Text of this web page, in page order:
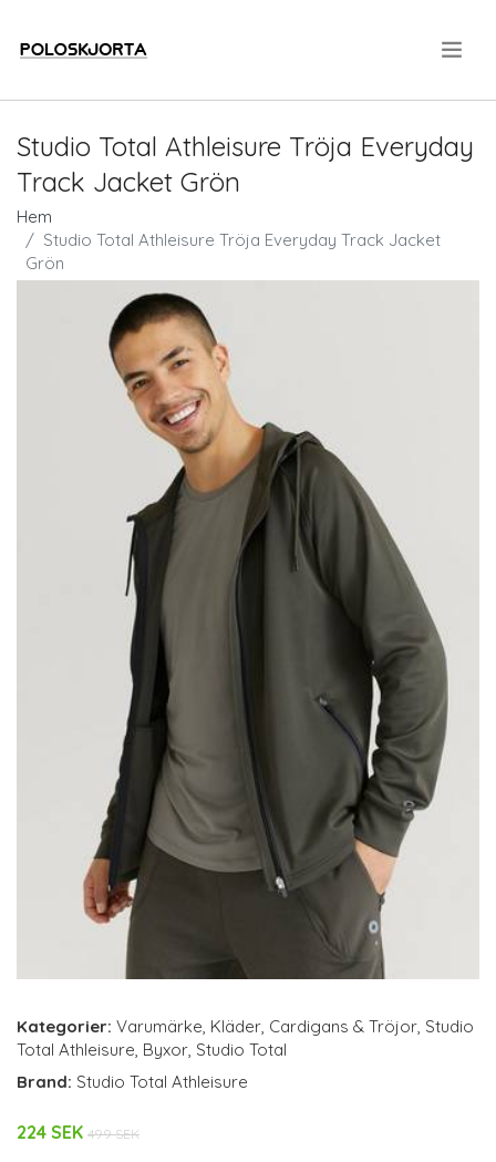
Studio Total Athleisure Tröja Everyday
Track Jacket Grön
Hem
Studio Total Athleisure Tröja Everyday Track Jacket
Grön
Kategorier: Varumärke Kläder Cardigans & Tröjor Studio
Total Athleisure Byxor Studio Total
Brand: Studio Total Athleisure
224 SEK 499 SEK